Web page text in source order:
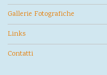
Gallerie Fotografiche
Links
Contatti